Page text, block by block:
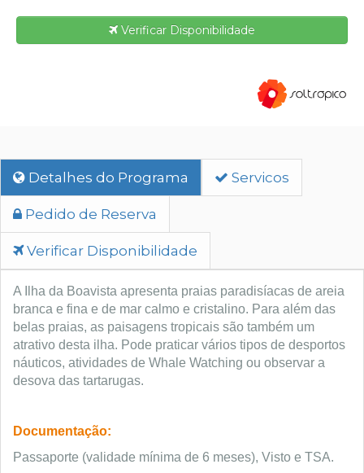
Verificar Disponibilidade
Detalhes do Programa Servicos
Pedido de Reserva
Verificar Disponibilidade
A Ilha da Boavista apresenta praias paradisíacas de areia
branca e fina e de mar calmo e cristalino. Para além das
belas praias, as paisagens tropicais são também um
atrativo desta ilha. Pode praticar vários tipos de desportos
náuticos, atividades de Whale Watching ou observar a
desova das tartarugas.
Documentação:
Passaporte (validade mínima de 6 meses), Visto e TSA.